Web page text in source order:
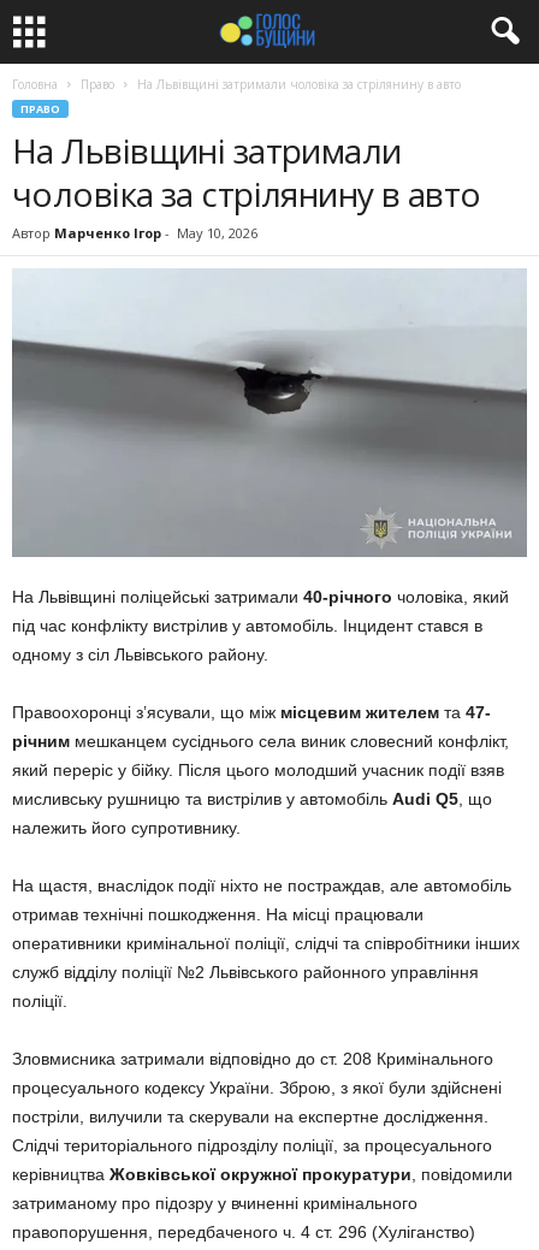
Головна Право На Львівщині затримали чоловіка за стрілянину в авто
ПРАВО
На Львівщині затримали
чоловіка за стрілянину в авто
Автор Марченко Ігор - May 10, 2026
На Львівщині поліцейські затримали 40-річного чоловіка, який
під час конфлікту вистрілив у автомобіль. Інцидент стався в
одному з сіл Львівського району.
Правоохоронці з’ясували, що між місцевим жителем та 47-
річним мешканцем сусіднього села виник словесний конфлікт,
який переріс у бійку. Після цього молодший учасник події взяв
мисливську рушницю та вистрілив у автомобіль Audi Q5, що
належить його супротивнику.
На щастя, внаслідок події ніхто не постраждав, але автомобіль
отримав технічні пошкодження. На місці працювали
оперативники кримінальної поліції, слідчі та співробітники інших
служб відділу поліції №2 Львівського районного управління
поліції.
Зловмисника затримали відповідно до ст. 208 Кримінального
процесуального кодексу України. Зброю, з якої були здійснені
постріли, вилучили та скерували на експертне дослідження.
Слідчі територіального підрозділу поліції, за процесуального
керівництва Жовківської окружної прокуратури, повідомили
затриманому про підозру у вчиненні кримінального
правопорушення, передбаченого ч. 4 ст. 296 (Хуліганство)